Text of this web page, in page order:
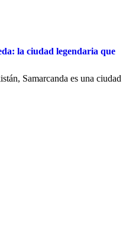
la ciudad legendaria que
Samarcanda es una ciudad